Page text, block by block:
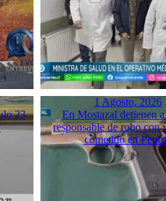
23
1 Agosto, 2026
En Mostazal detienen
responsable de robo con
cometido en